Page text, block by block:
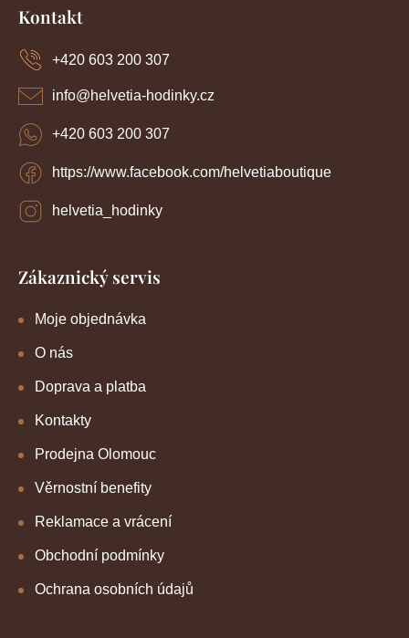
Kontakt
info@helvetia-hodinky.cz
+420 603 200 307
https://www.facebook.com/helvetiaboutique
helvetia_hodinky
+420 603 200 307
Zákaznický servis
Moje objednávka
O nás
Doprava a platba
Kontakty
Prodejna Olomouc
Věrnostní benefity
Reklamace a vrácení
Obchodní podmínky
Ochrana osobních údajů